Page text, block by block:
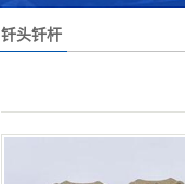
钎头钎杆